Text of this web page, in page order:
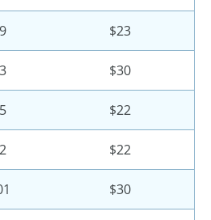
$23
$30
$22
$22
$30